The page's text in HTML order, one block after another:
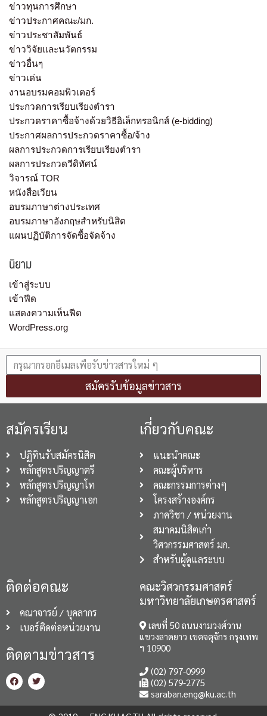
ข่าวทุนการศึกษา
ข่าวประกาศคณะ/มก.
ข่าวประชาสัมพันธ์
ข่าววิจัยและนวัตกรรม
ข่าวอื่นๆ
ข่าวเด่น
งานอบรมคอมพิวเตอร์
ประกวดการเรียบเรียงตำรา
ประกวดราคาซื้อจ้างด้วยวิธีอิเล็กทรอนิกส์ (e-bidding)
ประกาศผลการประกวดราคาซื้อ/จ้าง
ผลการประกวดการเรียบเรียงตำรา
ผลการประกวดวีดิทัศน์
วิจารณ์ TOR
หนังสือเวียน
อบรมภาษาต่างประเทศ
อบรมภาษาอังกฤษสำหรับนิสิต
แผนปฏิบัติการจัดซื้อจัดจ้าง
นิยาม
เข้าสู่ระบบ
เข้าฟีด
แสดงความเห็นฟีด
WordPress.org
สมัครรับข้อมูลข่าวสาร
สมัครเรียน
ปฏิทินรับสมัครนิสิต
หลักสูตรปริญญาตรี
หลักสูตรปริญญาโท
หลักสูตรปริญญาเอก
เกี่ยวกับคณะ
แนะนำคณะ
คณะผู้บริหาร
คณะกรรมการต่างๆ
โครงสร้างองค์กร
ภาควิชา / หน่วยงาน
สมาคมนิสิตเก่า
วิศวกรรมศาสตร์ มก.
สำหรับผู้ดูแลระบบ
ติดต่อคณะ
คณาจารย์ / บุคลากร
เบอร์ติดต่อหน่วยงาน
ติดตามข่าวสาร
คณะวิศวกรรมศาสตร์
มหาวิทยาลัยเกษตรศาสตร์
เลขที่ 50 ถนนงามวงศ์วาน
แขวงลาดยาว เขตจตุจักร กรุงเทพ
ฯ 10900
(02) 797-0999
(02) 579-2775
saraban.eng@ku.ac.th